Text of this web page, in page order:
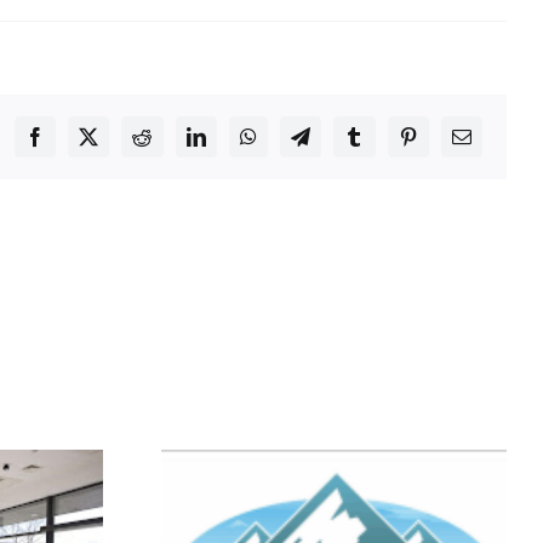
Facebook
X RedditLinkedInWhatsAppTelegramTumblrPinterestEmail